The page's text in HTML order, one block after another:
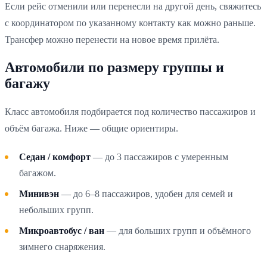
Если рейс отменили или перенесли на другой день, свяжитесь
с координатором по указанному контакту как можно раньше.
Трансфер можно перенести на новое время прилёта.
Автомобили по размеру группы и
багажу
Класс автомобиля подбирается под количество пассажиров и
объём багажа. Ниже — общие ориентиры.
Седан / комфорт — до 3 пассажиров с умеренным
багажом.
Минивэн — до 6–8 пассажиров, удобен для семей и
небольших групп.
Микроавтобус / ван — для больших групп и объёмного
зимнего снаряжения.